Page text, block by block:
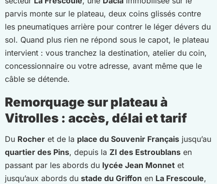
parvis monte sur le plateau, deux coins glissés contre
les pneumatiques arrière pour contrer le léger dévers du
sol. Quand plus rien ne répond sous le capot, le plateau
intervient : vous tranchez la destination, atelier du coin,
concessionnaire ou votre adresse, avant même que le
câble se détende.
Remorquage sur plateau à
Vitrolles : accès, délai et tarif
Du Rocher et de la place du Souvenir Français jusqu’au
quartier des Pins, depuis la ZI des Estroublans en
passant par les abords du lycée Jean Monnet et
jusqu’aux abords du stade du Griffon en La Frescoule,